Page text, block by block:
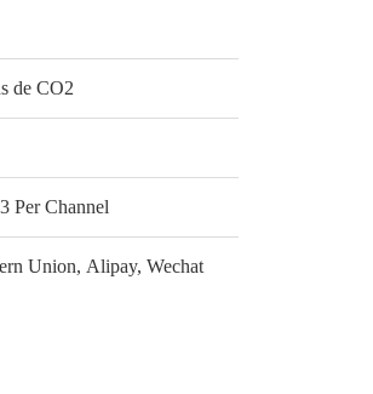
de CO2
Per Channel
Union, Alipay, Wechat